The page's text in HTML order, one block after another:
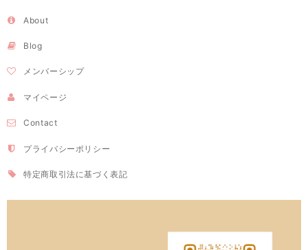
About
Blog
メンバーシップ
マイページ
Contact
プライバシーポリシー
特定商取引法に基づく表記